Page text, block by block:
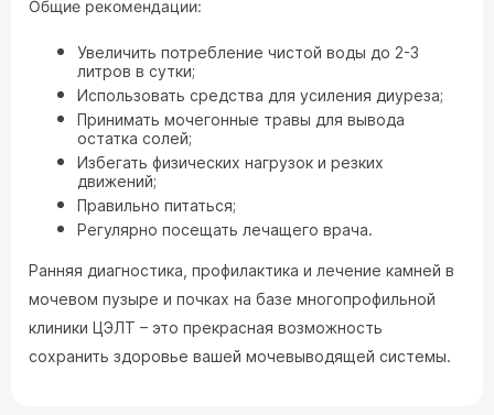
Общие рекомендации:
Увеличить потребление чистой воды до 2-3
литров в сутки;
Использовать средства для усиления диуреза;
Принимать мочегонные травы для вывода
остатка солей;
Избегать физических нагрузок и резких
движений;
Правильно питаться;
Регулярно посещать лечащего врача.
Ранняя диагностика, профилактика и лечение камней в
мочевом пузыре и почках на базе многопрофильной
клиники ЦЭЛТ – это прекрасная возможность
сохранить здоровье вашей мочевыводящей системы.